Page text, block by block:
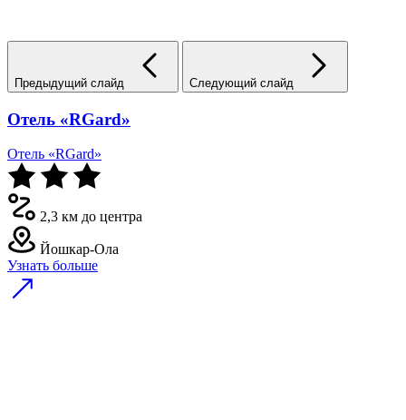
Предыдущий слайд Следующий слайд
Отель «RGard»
Отель «RGard»
2,3 км до центра
Йошкар-Ола
Узнать больше